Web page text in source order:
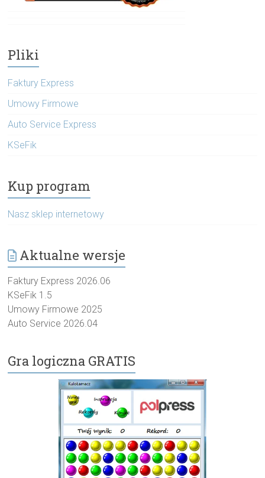
Pliki
Faktury Express
Umowy Firmowe
Auto Service Express
KSeFik
Kup program
Nasz sklep internetowy
Aktualne wersje
Faktury Express 2026.06
KSeFik 1.5
Umowy Firmowe 2025
Auto Service 2026.04
Gra logiczna GRATIS